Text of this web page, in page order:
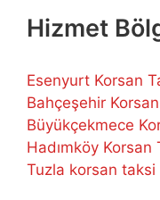
Hizmet
Esenyurt Korsan
Bahçeşehir
Büyükçekmece
Hadımköy Korsan
Tuzla korsan taksi